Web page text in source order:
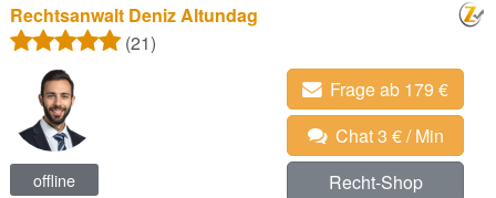
Rechtsanwalt Deniz Altundag
(21)
offline
Frage ab 179 €
Chat 3 € / Min
Recht-Shop